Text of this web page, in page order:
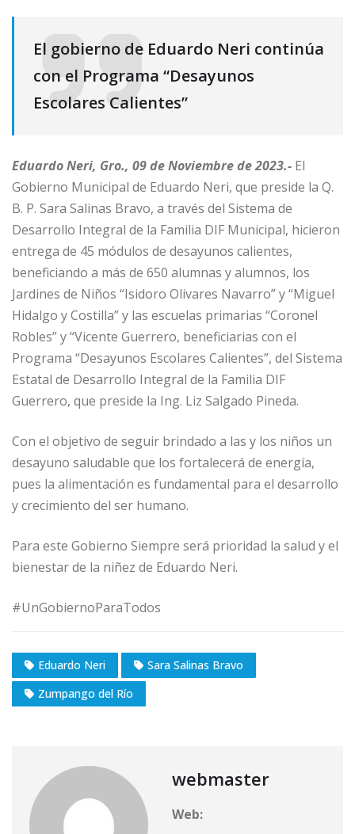
El gobierno de Eduardo Neri continúa
con el Programa “Desayunos
Escolares Calientes”
Eduardo Neri, Gro., 09 de Noviembre de 2023.- El
Gobierno Municipal de Eduardo Neri, que preside la Q.
B. P. Sara Salinas Bravo, a través del Sistema de
Desarrollo Integral de la Familia DIF Municipal, hicieron
entrega de 45 módulos de desayunos calientes,
beneficiando a más de 650 alumnas y alumnos, los
Jardines de Niños “Isidoro Olivares Navarro” y “Miguel
Hidalgo y Costilla” y las escuelas primarias “Coronel
Robles” y “Vicente Guerrero, beneficiarias con el
Programa “Desayunos Escolares Calientes”, del Sistema
Estatal de Desarrollo Integral de la Familia DIF
Guerrero, que preside la Ing. Liz Salgado Pineda.
Con el objetivo de seguir brindado a las y los niños un
desayuno saludable que los fortalecerá de energía,
pues la alimentación es fundamental para el desarrollo
y crecimiento del ser humano.
Para este Gobierno Siempre será prioridad la salud y el
bienestar de la niñez de Eduardo Neri.
#UnGobiernoParaTodos
Eduardo Neri
Sara Salinas Bravo
Zumpango del Río
webmaster
Web: